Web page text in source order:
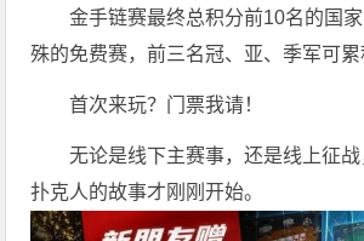
金手链赛最终总积分前10名的国
殊的免费赛，前三名冠、亚、季军可累
首次来玩？门票我请！
无论是线下主赛事，还是线上征
扑克人的故事才刚刚开始。